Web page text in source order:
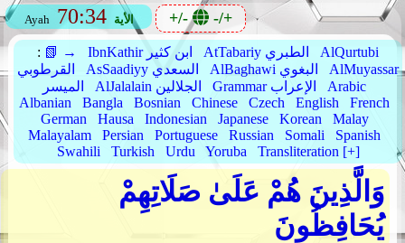
Ayah 70:34 الأية +/- -/+
: 📗 → IbnKathir ابن كثير AtTabariy الطبري
AlQurtubi
القرطوبي
AsSaadiyy السعدي AlBaghawi البغوي
AlMuyassar
الميسر
AlJalalain الجلالين Grammar الإعراب
Arabic
Albanian
Bangla Bosnian Chinese Czech English
French
German
Hausa Indonesian Japanese Korean
Malay
Malayalam
Persian Portuguese Russian Somali
Spanish
Swahili
Turkish Urdu Yoruba Transliteration [+]
وَالَّذِينَ هُمْ عَلَىٰ صَلَاتِهِمْ
يُحَافِظُونَ